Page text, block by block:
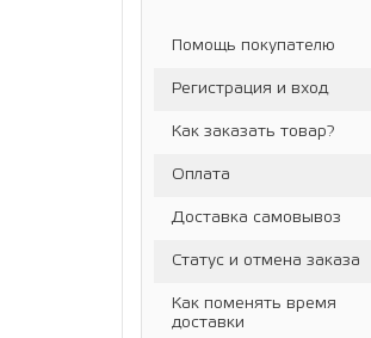
Помощь покупателю
Регистрация и вход
Как заказать товар?
Оплата
Доставка самовывоз
Статус и отмена заказа
Как поменять время
доставки